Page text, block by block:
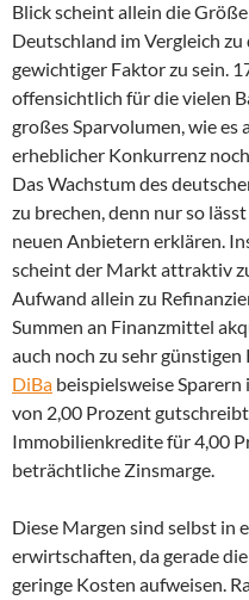
Blick scheint allein die
Deutschland im Vergleich
gewichtiger Faktor zu sein.
offensichtlich für die vielen
großes Sparvolumen, wie
erheblicher Konkurrenz
Das Wachstum des
zu brechen, denn nur so
neuen Anbietern erklären.
scheint der Markt attraktiv
Aufwand allein zu
Summen an Finanzmittel
auch noch zu sehr
DiBa beispielsweise
von 2,00 Prozent
Immobilienkredite für 4,00
beträchtliche Zinsmarge.
Diese Margen sind selbst in
erwirtschaften, da gerade
geringe Kosten aufweisen.